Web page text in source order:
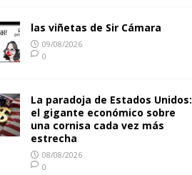
las viñetas de Sir Cámara
09/08/2026
0
La paradoja de Estados Unidos:
el gigante económico sobre
una cornisa cada vez más
estrecha
08/08/2026
0